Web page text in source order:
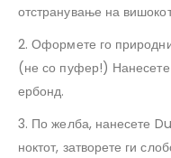
отстранување на
2. Оформете го
(не со пуфер!) Нанесете
ербонд.
3. По желба, нанесете
ноктот, затворете ги